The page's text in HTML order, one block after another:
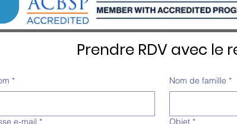
Prendre RDV avec le
* Nom de famille *
e-mail * Objet *